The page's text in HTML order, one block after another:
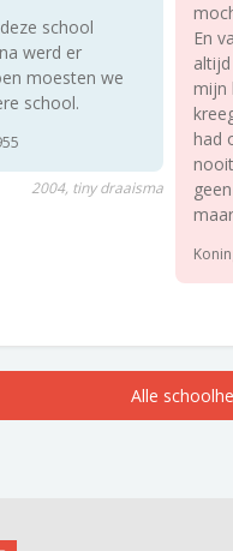
school
werd er
moesten we
school.
2004, tiny draaisma
En
mijn
had
Alle